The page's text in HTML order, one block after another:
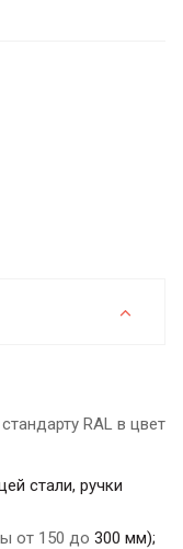
RAL в цвет
стали, ручки
от 150 до 300 мм);